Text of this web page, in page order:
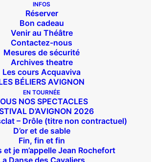
INFOS
Réserver
Bon cadeau
Venir au Théâtre
Contactez-nous
Mesures de sécurité
Archives theatre
Les cours Acquaviva
BÉLIERS AVIGNON
EN TOURNÉE
NOS SPECTACLES
D’AVIGNON 2026
– Drôle (titre non contractuel)
D’or et de sable
Fin, fin et fin
et je m’appelle Jean Rochefort
Danse des Cavaliers
sont les invitées du 13h